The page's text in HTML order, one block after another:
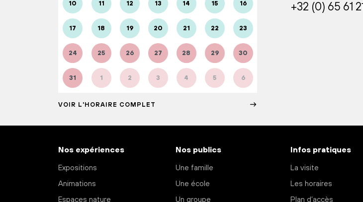
10 11 12 13 14 15 16
17 18 19 20 21 22 23
24 25 26 27 28 29 30
31 1 2 3 4 5 6
VOIR L'HORAIRE COMPLET
+32 (0) 65 61
Nos expériences
Expositions
Animations
Espaces nature
Nos publics
Une famille
Une école
Un groupe
Infos pratiques
La visite
Les horaires
Plan d’accès